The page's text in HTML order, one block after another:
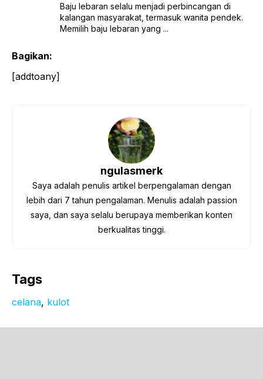
Baju lebaran selalu menjadi perbincangan di
kalangan masyarakat, termasuk wanita pendek.
Memilih baju lebaran yang ...
Bagikan:
[addtoany]
ngulasmerk
Saya adalah penulis artikel berpengalaman dengan
lebih dari 7 tahun pengalaman. Menulis adalah passion
saya, dan saya selalu berupaya memberikan konten
berkualitas tinggi.
Tags
celana, kulot